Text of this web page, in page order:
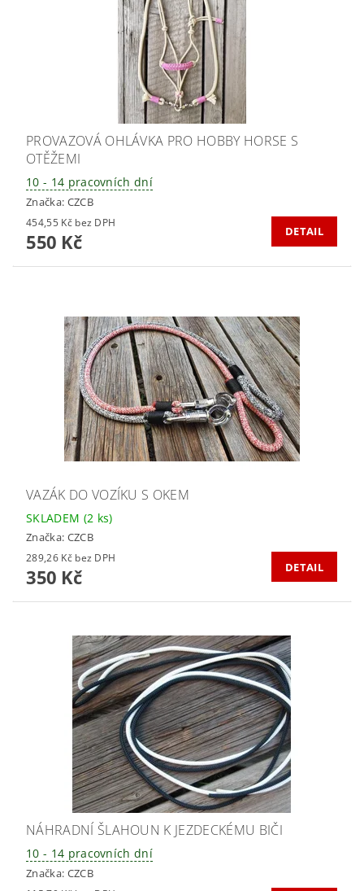
PROVAZOVÁ OHLÁVKA PRO HOBBY HORSE S
OTĚŽEMI
10 - 14 pracovních dní
Značka: CZCB
454,55 Kč bez DPH
550 Kč DETAIL
VAZÁK DO VOZÍKU S OKEM
SKLADEM (2 ks)
Značka: CZCB
289,26 Kč bez DPH
350 Kč DETAIL
NÁHRADNÍ ŠLAHOUN K JEZDECKÉMU BIČI
10 - 14 pracovních dní
Značka: CZCB